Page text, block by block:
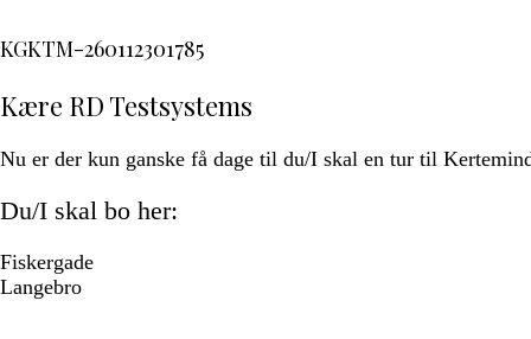
KGKTM-260112301785
Kære RD Testsystems
Nu er der kun ganske få dage til du/I skal en tur til
Du/I skal bo her:
Fiskergade
Langebro